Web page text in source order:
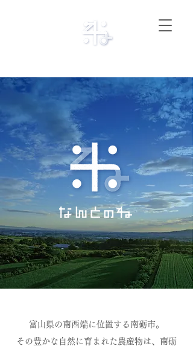
富山県の南西端に位置する南砺市。
​その豊かな自然に育まれた農産物は、南砺